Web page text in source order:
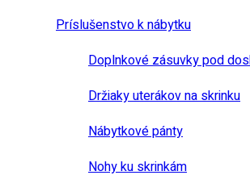
Príslušenstvo k nábytku
Doplnkové zásuvky pod
Držiaky uterákov na skrinku
Nábytkové pánty
Nohy ku skrinkám